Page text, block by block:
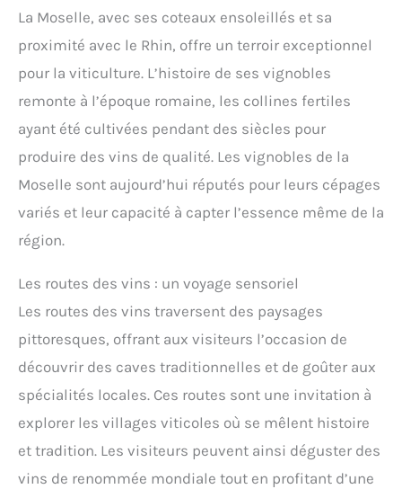
La Moselle, avec ses coteaux ensoleillés et sa
proximité avec le Rhin, offre un terroir exceptionnel
pour la viticulture. L’histoire de ses vignobles
remonte à l’époque romaine, les collines fertiles
ayant été cultivées pendant des siècles pour
produire des vins de qualité. Les vignobles de la
Moselle sont aujourd’hui réputés pour leurs cépages
variés et leur capacité à capter l’essence même de la
région.
Les routes des vins : un voyage sensoriel
Les routes des vins traversent des paysages
pittoresques, offrant aux visiteurs l’occasion de
découvrir des caves traditionnelles et de goûter aux
spécialités locales. Ces routes sont une invitation à
explorer les villages viticoles où se mêlent histoire
et tradition. Les visiteurs peuvent ainsi déguster des
vins de renommée mondiale tout en profitant d’une